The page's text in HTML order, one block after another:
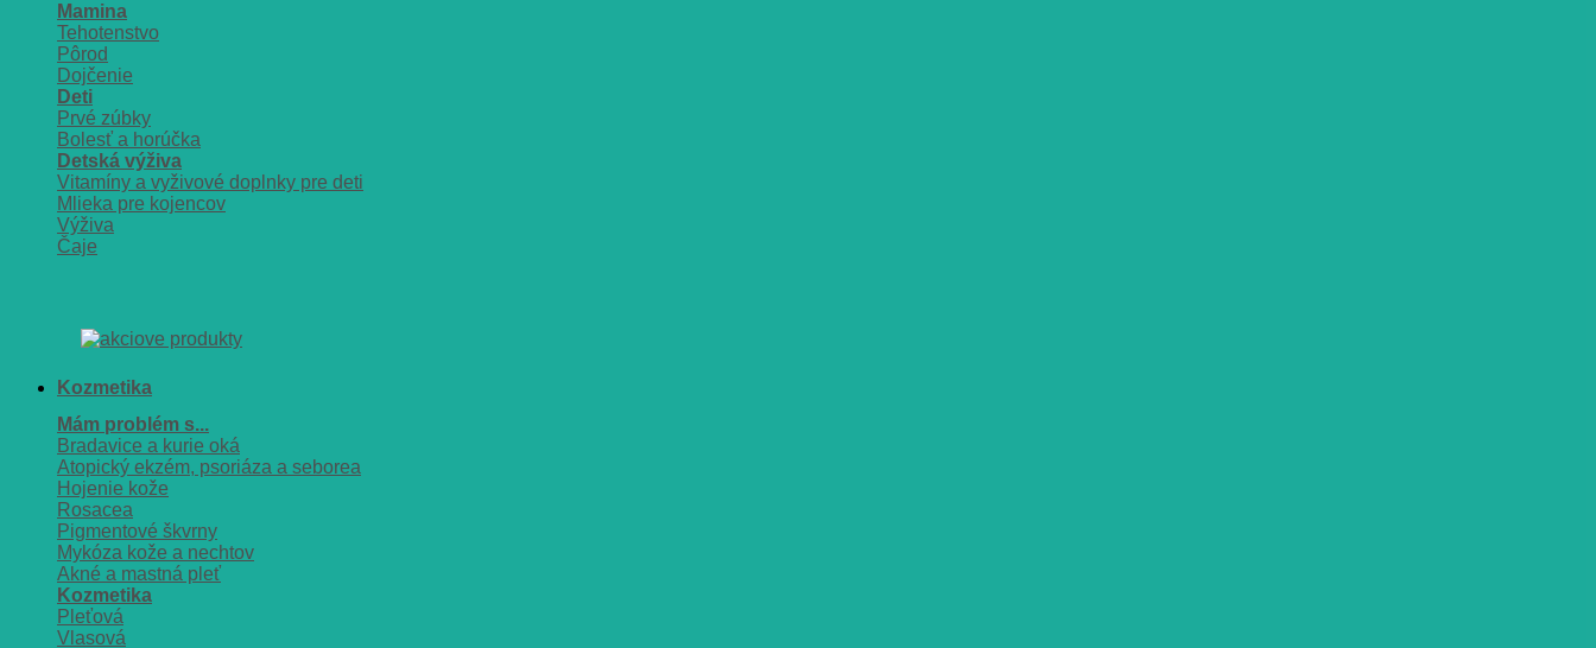
Mamina
Tehotenstvo
Pôrod
Dojčenie
Deti
Prvé zúbky
Bolesť a horúčka
Detská výživa
Vitamíny a vyživové doplnky pre deti
Mlieka pre kojencov
Výživa
Čaje
Kozmetika
Mám problém s...
Bradavice a kurie oká
Atopický ekzém, psoriáza a seborea
Hojenie kože
Rosacea
Pigmentové škvrny
Mykóza kože a nechtov
Akné a mastná pleť
Kozmetika
Pleťová
Vlasová